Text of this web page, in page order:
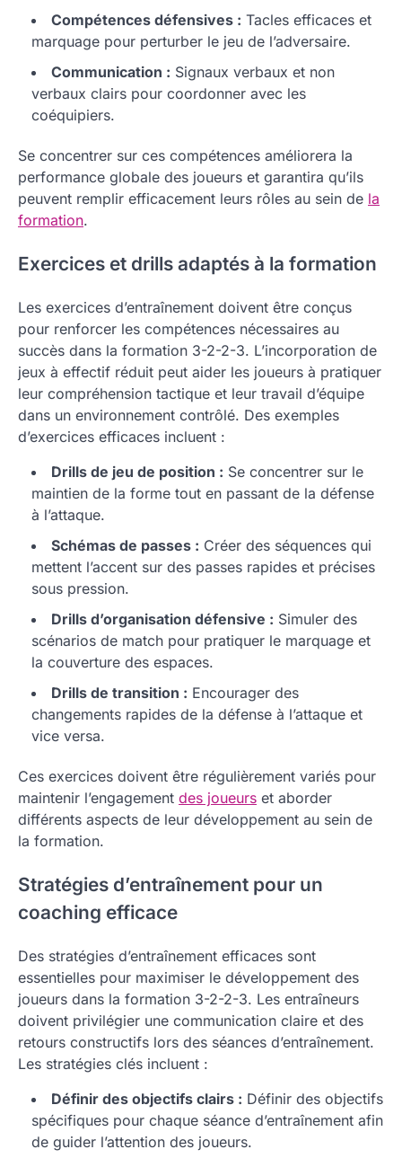
Compétences défensives : Tacles efficaces et
marquage pour perturber le jeu de l’adversaire.
Communication : Signaux verbaux et non
verbaux clairs pour coordonner avec les
coéquipiers.
Se concentrer sur ces compétences améliorera la
performance globale des joueurs et garantira qu’ils
peuvent remplir efficacement leurs rôles au sein de la
formation.
Exercices et drills adaptés à la formation
Les exercices d’entraînement doivent être conçus
pour renforcer les compétences nécessaires au
succès dans la formation 3-2-2-3. L’incorporation de
jeux à effectif réduit peut aider les joueurs à pratiquer
leur compréhension tactique et leur travail d’équipe
dans un environnement contrôlé. Des exemples
d’exercices efficaces incluent :
Drills de jeu de position : Se concentrer sur le
maintien de la forme tout en passant de la défense
à l’attaque.
Schémas de passes : Créer des séquences qui
mettent l’accent sur des passes rapides et précises
sous pression.
Drills d’organisation défensive : Simuler des
scénarios de match pour pratiquer le marquage et
la couverture des espaces.
Drills de transition : Encourager des
changements rapides de la défense à l’attaque et
vice versa.
Ces exercices doivent être régulièrement variés pour
maintenir l’engagement des joueurs et aborder
différents aspects de leur développement au sein de
la formation.
Stratégies d’entraînement pour un
coaching efficace
Des stratégies d’entraînement efficaces sont
essentielles pour maximiser le développement des
joueurs dans la formation 3-2-2-3. Les entraîneurs
doivent privilégier une communication claire et des
retours constructifs lors des séances d’entraînement.
Les stratégies clés incluent :
Définir des objectifs clairs : Définir des objectifs
spécifiques pour chaque séance d’entraînement afin
de guider l’attention des joueurs.